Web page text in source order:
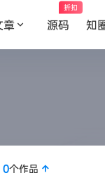
章 源码
折扣
知
0个作品